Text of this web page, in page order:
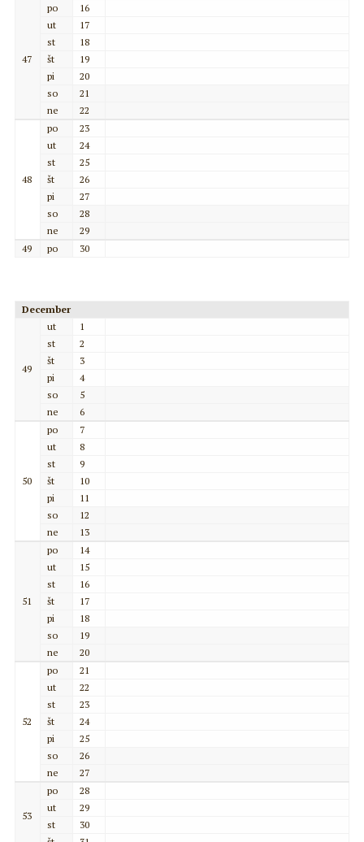
47
po
16
ut
17
st
18
št
19
pi
20
so
21
ne
22
48
po
23
ut
24
st
25
št
26
pi
27
so
28
ne
29
49
po 30
December
49
ut
1
st
2
št
3
pi
4
so
5
ne
6
50
po
7
ut
8
st
9
št
10
pi
11
so
12
ne
13
51
po
14
ut
15
st
16
št
17
pi
18
so
19
ne
20
52
po
21
ut
22
st
23
št
24
pi
25
so
26
ne
27
53
po
28
ut
29
st
30